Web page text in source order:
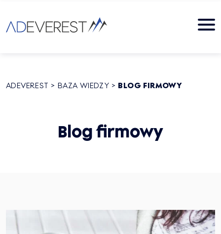
ADEVEREST > BAZA WIEDZY > BLOG FIRMOWY
Blog firmowy